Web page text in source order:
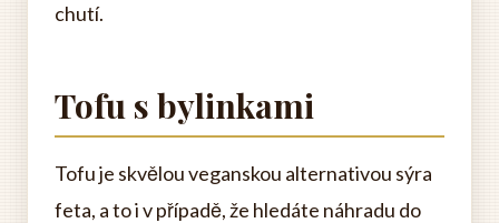
chutí.
Tofu s bylinkami
Tofu je skvělou veganskou alternativou sýra
feta, a to i v případě, že hledáte náhradu do